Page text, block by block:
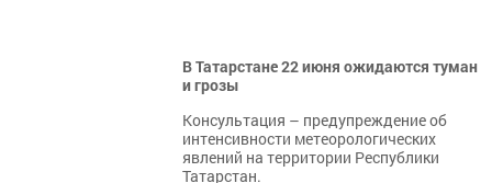
В Татарстане 22 июня ожидаются туман
и грозы
Консультация – предупреждение об
интенсивности метеорологических
явлений на территории Республики
Татарстан.